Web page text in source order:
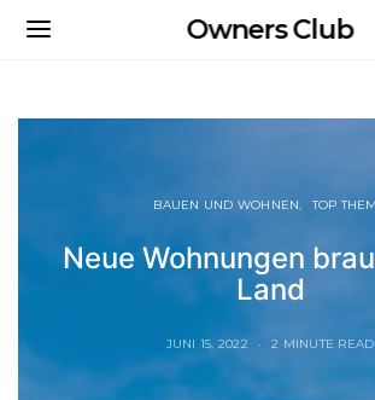
Owners Club
BAUEN UND WOHNEN TOP
Neue Wohnungen
Land
JUNI 15, 2022 2 MINUTE READ